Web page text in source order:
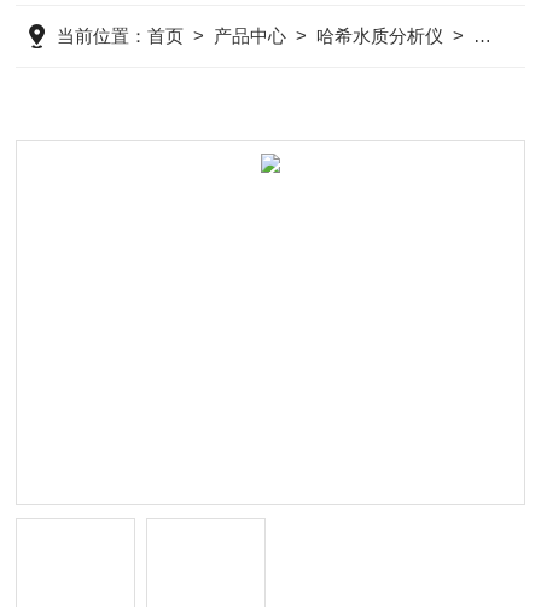
当前位置：首页 > 产品中心 > 哈希水质分析仪 > 哈希